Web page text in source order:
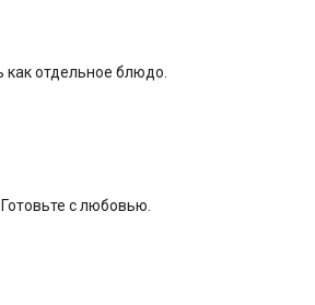
отдельное блюдо.
с любовью.